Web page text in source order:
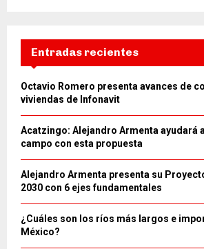
Entradas recientes
Octavio Romero presenta avances de
viviendas de Infonavit
Acatzingo: Alejandro Armenta ayudará
campo con esta propuesta
Alejandro Armenta presenta su
2030 con 6 ejes fundamentales
¿Cuáles son los ríos más largos e
México?